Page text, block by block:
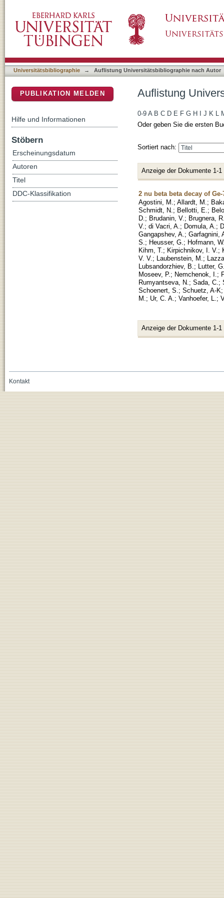
Universitätsbibliographie → Auflistung Universitätsbibliographie nach Autor
Auflistung
0-9 A B C D E F G H J K L
Oder geben Sie die ersten
Sortiert nach:
Anzeige der Dokumente 1-1
2 nu beta beta decay of
Agostini, M. ; Allardt, M. ;
Schmidt, N. ; Bellotti, E. ;
D. ; Brudanin, V. ; Brugnera,
V. ; di Vacri, A. ; Domula, A. ;
Gangapshev, A. ; Garfagnini,
S. ; Heusser, G. ; Hofmann,
Kihm, T. ; Kirpichnikov, I. V. ;
V. V. ; Laubenstein, M. ;
Lubsandorzhiev, B. ; Lutter,
Moseev, P. ; Nemchenok, I. ;
Rumyantseva, N. ; Sada, C. ;
Schoenert, S. ; Schuetz, A-K
M. ; Ur, C. A. ; Vanhoefer, L. ;
Anzeige der Dokumente 1-1
PUBLIKATION MELDEN
Hilfe und Informationen
Stöbern
Erscheinungsdatum
Autoren
Titel
DDC-Klassifikation
Kontakt